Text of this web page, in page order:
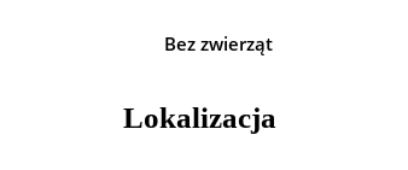
Bez zwierząt
Lokalizacja